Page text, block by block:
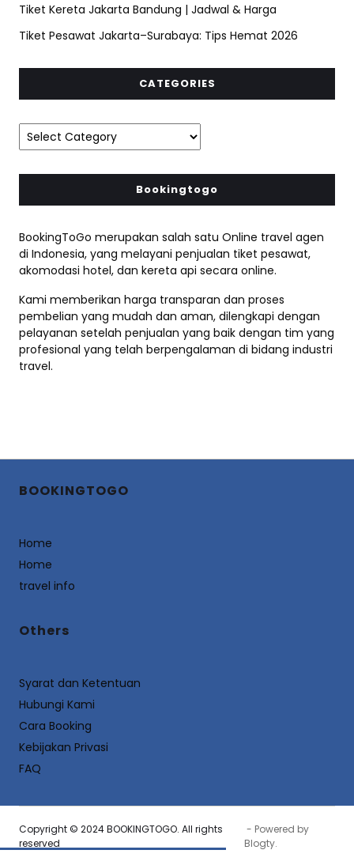
Tiket Kereta Jakarta Bandung | Jadwal & Harga
Tiket Pesawat Jakarta–Surabaya: Tips Hemat 2026
CATEGORIES
Bookingtogo
BookingToGo merupakan salah satu Online travel agen
di Indonesia, yang melayani penjualan tiket pesawat,
akomodasi hotel, dan kereta api secara online.
Kami memberikan harga transparan dan proses
pembelian yang mudah dan aman, dilengkapi dengan
pelayanan setelah penjualan yang baik dengan tim yang
profesional yang telah berpengalaman di bidang industri
travel.
BOOKINGTOGO
Home
Home
travel info
Others
Syarat dan Ketentuan
Hubungi Kami
Cara Booking
Kebijakan Privasi
FAQ
Copyright © 2024 BOOKINGTOGO. All rights
reserved
- Powered by
Blogty.